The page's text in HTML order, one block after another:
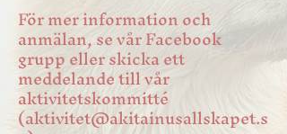
För mer information och
anmälan, se vår Facebook
grupp eller skicka ett
meddelande till vår
aktivitetskommitté
(aktivitet@akitainusallskapet.s